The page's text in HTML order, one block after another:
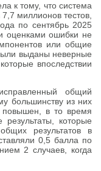
к тому, что система
миллионов тестов,
по сентябрь 2025
оценками ошибки не
или общие
выданы неверные
впоследствии
общий
большинству из них
повышен, в то время
которые
результатов в
0,5 балла по
2 случаев, когда